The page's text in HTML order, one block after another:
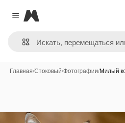
Close menu
Magnific
Главная/Стоковый/Фотографии/Милый